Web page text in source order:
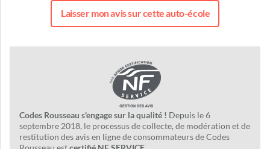
Laisser mon avis sur cette auto-école
Codes Rousseau s'engage sur la qualité ! Depuis le 6
septembre 2018, le processus de collecte, de modération et de
restitution des avis en ligne de consommateurs de Codes